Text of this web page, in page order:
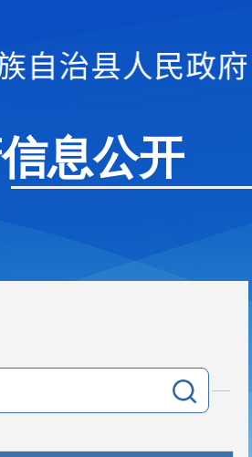
息公开